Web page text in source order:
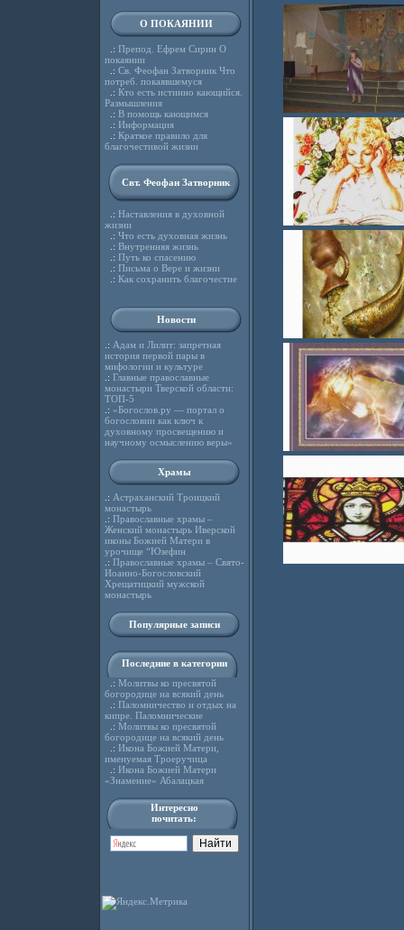
О ПОКАЯНИИ
.: Препод. Ефрем Сирин О
покаянии
.: Св. Феофан Затворник Что
потреб. покаявшемуся
.: Кто есть истинно кающийся.
Размышления
.: В помощь кающимся
.: Информация
.: Краткое правило для
благочестивой жизни
Свт. Феофан Затворник
.: Наставления в духовной
жизни
.: Что есть духовная жизнь
.: Внутренняя жизнь
.: Путь ко спасению
.: Письма о Вере и жизни
.: Как сохранить благочестие
Новости
.: Адам и Лилит: запретная
история первой пары в
мифологии и культуре
.: Главные православные
монастыри Тверской области:
ТОП-5
.: «Богослов.ру — портал о
богословии как ключ к
духовному просвещению и
научному осмыслению веры»
Храмы
.: Астраханский Троицкий
монастырь
.: Православные храмы –
Женский монастырь Иверской
иконы Божией Матери в
урочище “Юзефин
.: Православные храмы – Свято-
Иоанно-Богословский
Хрещатицкий мужской
монастырь
Популярные записи
Последние в категории
.: Молитвы ко пресвятой
богородице на всякий день
.: Паломничество и отдых на
кипре. Паломнические
.: Молитвы ко пресвятой
богородице на всякий день
.: Икона Божией Матери,
именуемая Троеручица
.: Икона Божией Матери
«Знамение» Абалацкая
Интересно
почитать: